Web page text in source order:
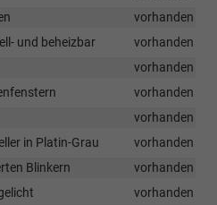
vorhanden
und beheizbar
vorhanden
vorhanden
vorhanden
vorhanden
in Platin-Grau
vorhanden
Blinkern
vorhanden
vorhanden